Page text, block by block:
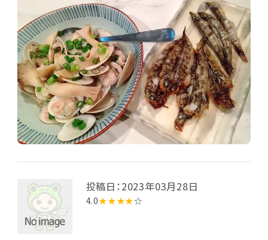
投稿日：2023年03月28日
4.0★★★★☆